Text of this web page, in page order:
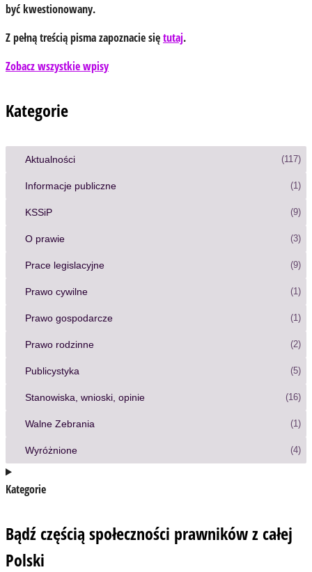
być kwestionowany.
Z pełną treścią pisma zapoznacie siętutaj.
Zobacz wszystkie wpisy
Kategorie
Aktualności (117)
Informacje publiczne (1)
KSSiP (9)
O prawie (3)
Prace legislacyjne (9)
Prawo cywilne (1)
Prawo gospodarcze (1)
Prawo rodzinne (2)
Publicystyka (5)
Stanowiska, wnioski, opinie (16)
Walne Zebrania (1)
Wyróżnione (4)
Kategorie
Bądź częścią społeczności prawników z całej
Polski